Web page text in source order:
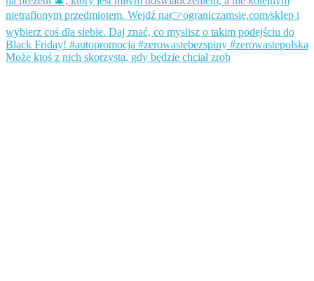
Może ktoś z nich skorzysta, gdy będzie chciał zrob